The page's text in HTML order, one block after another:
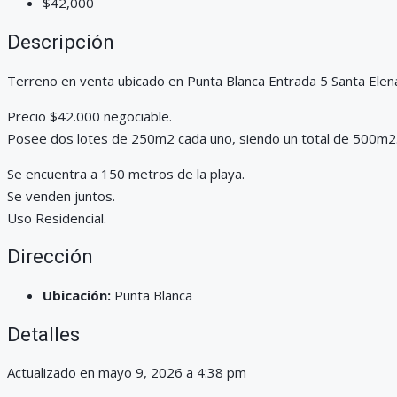
Descripción
Terreno en venta ubicado en Punta Blanca Entrada 5 Santa
Precio $42.000 negociable.
Posee dos lotes de 250m2 cada uno, siendo un total de
Se encuentra a 150 metros de la playa.
Se venden juntos.
Uso Residencial.
Dirección
Ubicación: Punta Blanca
Detalles
Actualizado en mayo 9, 2026 a 4:38 pm